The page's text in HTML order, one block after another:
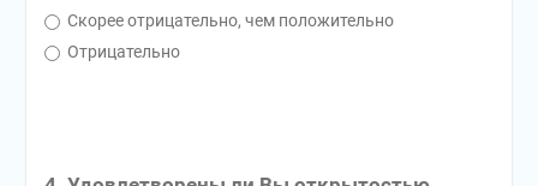
Скорее отрицательно, чем положительно
Отрицательно